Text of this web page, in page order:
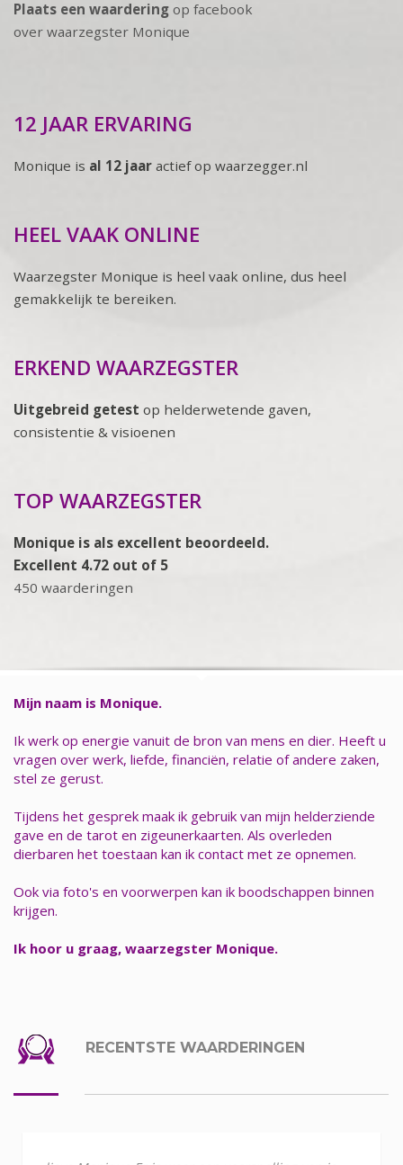
Plaats een waardering op facebook
over waarzegster Monique
12 JAAR ERVARING
Monique is al 12 jaar actief op waarzegger.nl
HEEL VAAK ONLINE
Waarzegster Monique is heel vaak online, dus heel
gemakkelijk te bereiken.
ERKEND WAARZEGSTER
Uitgebreid getest op helderwetende gaven,
consistentie & visioenen
TOP WAARZEGSTER
Monique is als excellent beoordeeld.
Excellent 4.72 out of 5
450 waarderingen
Mijn naam is Monique.
Ik werk op energie vanuit de bron van mens en dier. Heeft u
vragen over werk, liefde, financiën, relatie of andere zaken,
stel ze gerust.
Tijdens het gesprek maak ik gebruik van mijn helderziende
gave en de tarot en zigeunerkaarten. Als overleden
dierbaren het toestaan kan ik contact met ze opnemen.
Ook via foto's en voorwerpen kan ik boodschappen binnen
krijgen.
Ik hoor u graag, waarzegster Monique.
RECENTSTE WAARDERINGEN